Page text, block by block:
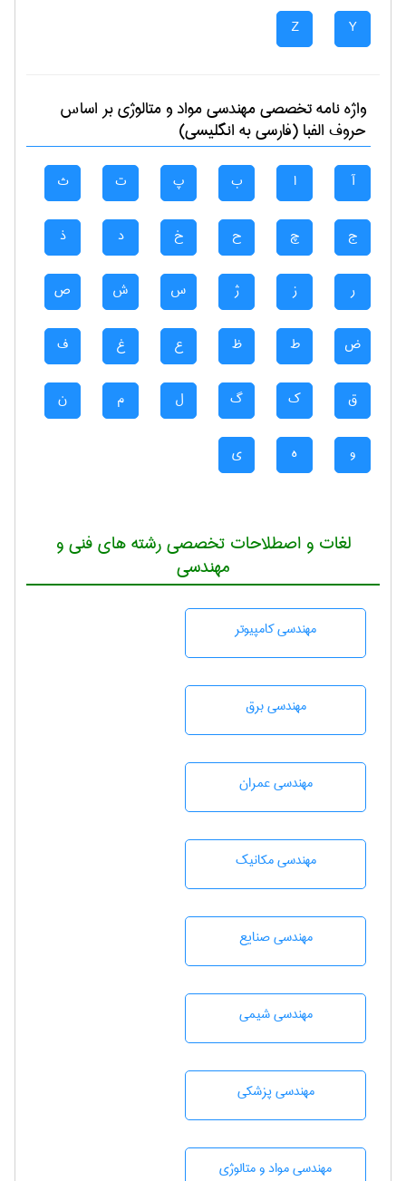
Y
Z
واژه نامه تخصصیمهندسی مواد و متالوژیبر اساس
حروف الفبا (فارسی به انگلیسی)
آ ا ب پ ت ث
ج چ ح خ د ذ
ر ز ژ س ش ص
ض ط ظ ع غ ف
ق ک گ ل م ن
و ه ی
لغات و اصطلاحات تخصصی رشته های فنی و
مهندسی
مهندسی كامپيوتر
مهندسی برق
مهندسی عمران
مهندسی مکانیک
مهندسی صنايع
مهندسي شيمی
مهندسی پزشکی
مهندسی مواد و متالوژی